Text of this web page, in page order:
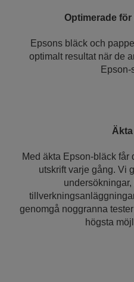
Optimerade
Epsons bläck och
optimalt resultat när de
Epson-
Med äkta Epson-bläck
utskrift varje gång. Vi
genomgå noggranna
högsta